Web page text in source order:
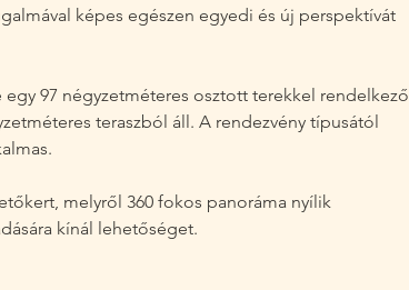
képes egészen egyedi és új perspektívát
97 négyzetméteres osztott terekkel rendelkező
teraszból áll. A rendezvény típusától
melyről 360 fokos panoráma nyílik
kínál lehetőséget.